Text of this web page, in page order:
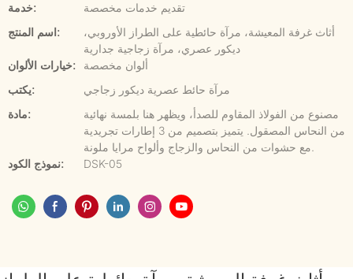
خدمة:
تقديم خدمات مخصصة
اسم المنتج:
أثاث غرفة المعيشة، مرآة حائطية على الطراز الأوروبي،
ديكور عصري، مرآة زجاجية جدارية
خيارات الألوان:
ألوان مخصصة
يكتب:
مرآة حائط عصرية ديكور زجاجي
مادة:
مصنوع من الفولاذ المقاوم للصدأ، ويظهر هنا بلمسة نهائية
من النحاس المصقول. يتميز بتصميم من 3 إطارات تجريدية
نموذج الكود:
DSK-05